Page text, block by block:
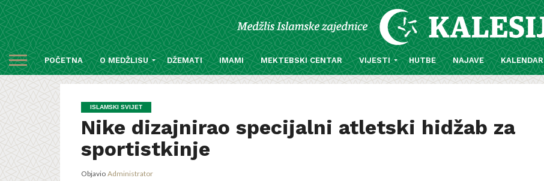
POČETNA O MEDŽLISU DŽEMATI IMAMI MEKTEBSKI CENTAR VIJESTI HUTBE NAJAVE KALENDAR
ISLAMSKI SVIJET
Nike dizajnirao specijalni atletski hidžab za
sportistkinje
Objavio Administrator